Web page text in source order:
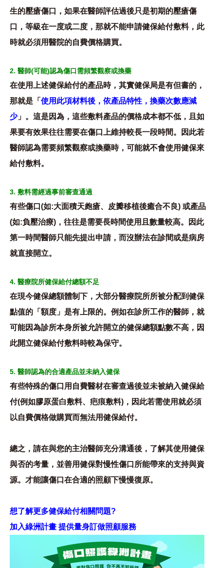
生的壓瘡傷口，如果在醫師評估過後只是初期的壓瘡傷
口，等級在一度或二度，那就不能申請健保給付敷料，此
時就必須用醫院的自費價格購買。
2. 醫師(可能)認為傷口需頻繁觀察或換藥
在使用上述健保給付的產品時，其實健保局是有但書的，
那就是「 使用此項材料後，依產品特性，換藥次數應減
少」。這是因為，這些敷料產品的價格成本都不低，且如
果要有效果往往需要在傷口上維持較長一段時間。因此若
醫師認為需要頻繁觀察或換藥時，可能就不會使用健保來
給付敷料。
3. 敷料需經過事前審查通過
有些傷口(如:大面積天皰瘡、皮瓣移植後癒合不良) 或產品
(如:負壓治療)，往往是需要長時間使用且數量較高。因此
第一時間醫師只能先提出申請，而沒辦法在診間或是病房
就直接開立。
4. 醫療院所健保給付總額不足
在現今健保總額體制下，大部分醫療院所所被分配到健保
點值的「額度」是有上限的。例如在診所工作的醫師，就
可能因為診所本身所被允許開立的健保總額點數不高，因
此開立健保給付敷料時較為保守。
5. 醫師認為的合適產品並未納入健保
有些特殊的傷口用自費醫材在審查過後並未被納入健保給
付(例如膠原蛋白敷料、疤痕敷料)，因此若需使用就必須
以自費價格做購買而無法用健保給付。
總之，請在與您的主治醫師充分溝通後，了解其使用健保
與否的考量，並善用健保對慢性傷口所能帶來的支持與資
源。才能讓傷口在合適的照顧下慢慢復原。
想了解更多健保給付相關問題?
加入綠洲計畫 提供量身訂做照顧服務